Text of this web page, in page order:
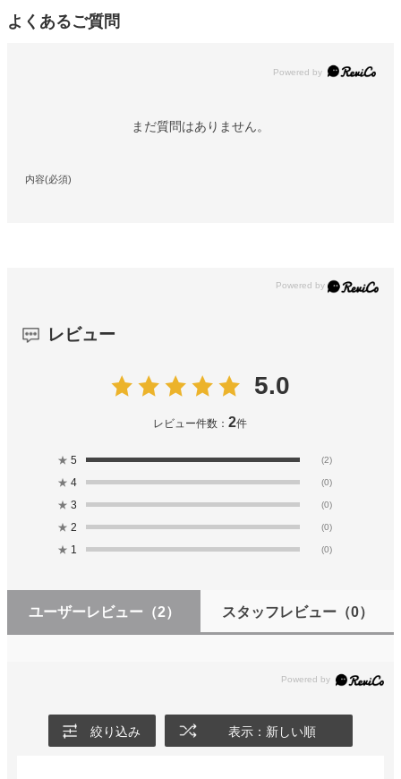
よくあるご質問
Powered by
まだ質問はありません。
内容(必須)
レビュー
5.0
レビュー件数：2件
★ 5 (2)
★ 4 (0)
★ 3 (0)
★ 2 (0)
★ 1 (0)
ユーザーレビュー （2） スタッフレビュー（0）
絞り込み 表示：新しい順